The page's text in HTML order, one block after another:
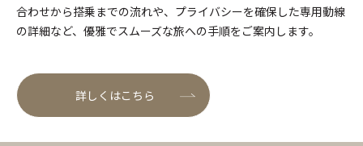
合わせから搭乗までの流れや、プライバシーを確保した専用動線
の詳細など、優雅でスムーズな旅への手順をご案内します。
詳しくはこちら